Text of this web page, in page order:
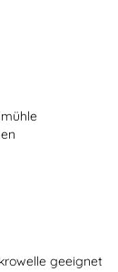
geeignet